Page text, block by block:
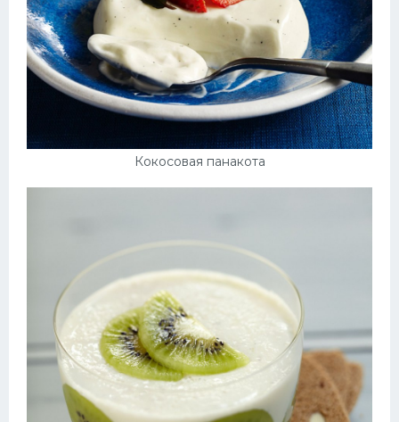
Кокосовая панакота